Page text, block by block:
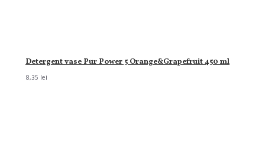
Detergent vase Pur Power 5 Orange&Grapefruit 450 ml
8,35 lei